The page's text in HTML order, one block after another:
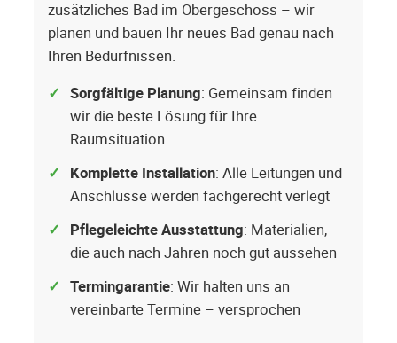
zusätzliches Bad im Obergeschoss – wir
planen und bauen Ihr neues Bad genau nach
Ihren Bedürfnissen.
Sorgfältige Planung: Gemeinsam finden
wir die beste Lösung für Ihre
Raumsituation
Komplette Installation: Alle Leitungen und
Anschlüsse werden fachgerecht verlegt
Pflegeleichte Ausstattung: Materialien,
die auch nach Jahren noch gut aussehen
Termingarantie: Wir halten uns an
vereinbarte Termine – versprochen